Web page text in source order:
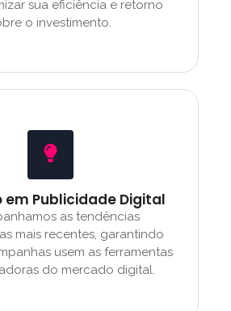
sua eficiência e retorno
o investimento.
em Publicidade Digital
as tendências
mais recentes, garantindo
usem as ferramentas
do mercado digital.